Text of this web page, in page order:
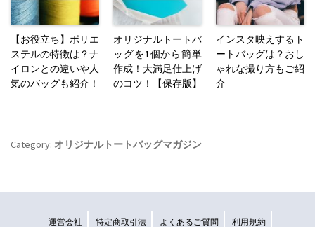
【お役立ち】ポリエ
ステルの特徴は？ナ
イロンとの違いや人
気のバッグも紹介！
オリジナルトートバ
ッグを1個から簡単
作成！大満足仕上げ
のコツ！【保存版】
インスタ映えするト
ートバッグは？おし
ゃれな撮り方もご紹
介
Category: オリジナルトートバッグマガジン
運営会社 特定商取引法 よくあるご質問 利用規約